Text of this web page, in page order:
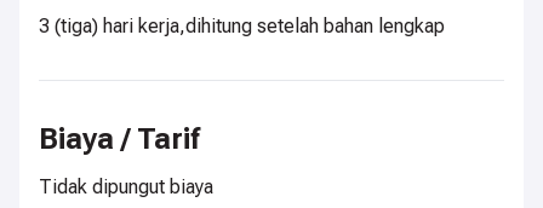
3 (tiga) hari kerja,dihitung setelah bahan lengkap
Biaya / Tarif
Tidak dipungut biaya